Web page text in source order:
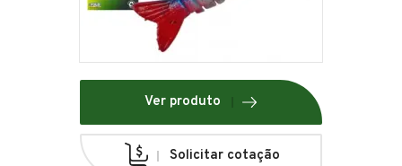
Ver produto
Solicitar cotação